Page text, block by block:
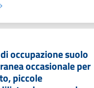
occupazione suolo
occasionale per
piccole